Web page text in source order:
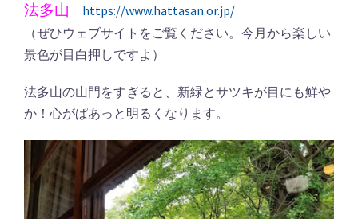
法多山
https://www.hattasan.or.jp/
（ぜひウェブサイトをご覧ください。今月から楽しい
景色が目白押しですよ）
法多山の山門をすぎると、新緑とサツキが目にも鮮や
か！心がぱあっと明るくなります。